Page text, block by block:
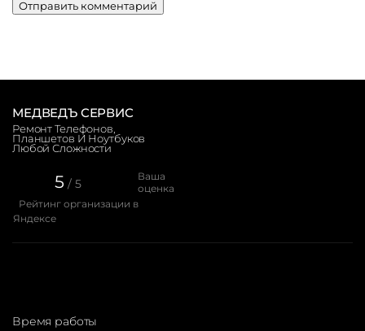
МЕДВЕДЪ СЕРВИС
Ремонт Телефонов,
Планшетов И Ноутбуков
Любой Сложности
5 / 5
Ваша
оценка
Рейтинг организации в
Яндексе
Время работы